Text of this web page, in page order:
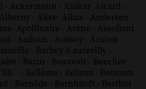
- Ackermann - Ahikar- Aicard -
Alberny - Alixe- Allais - Andersen -
- Apollinaire - Arène - Assollant
- Audoux - Aulnoy - Austen -
- Barbey d aurevilly -
- Bazin - Beauvoir - Beecher
- Bellême - Beltran - Bentzon
- Bernède - Bernhardt - Berthet